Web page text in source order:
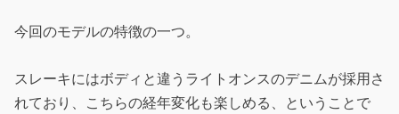
今回のモデルの特徴の一つ。
スレーキにはボディと違うライトオンスのデニムが採用さ
れており、こちらの経年変化も楽しめる、ということで